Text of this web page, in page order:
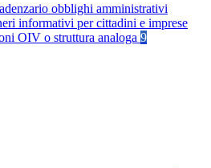
obblighi amministrativi
informativi per cittadini e imprese
OIV o struttura analoga 9